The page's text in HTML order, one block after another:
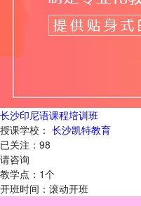
长沙印尼语课程培训班
授课学校： 长沙凯特教育
已关注： 98
请咨询
教学点： 1个
开班时间： 滚动开班